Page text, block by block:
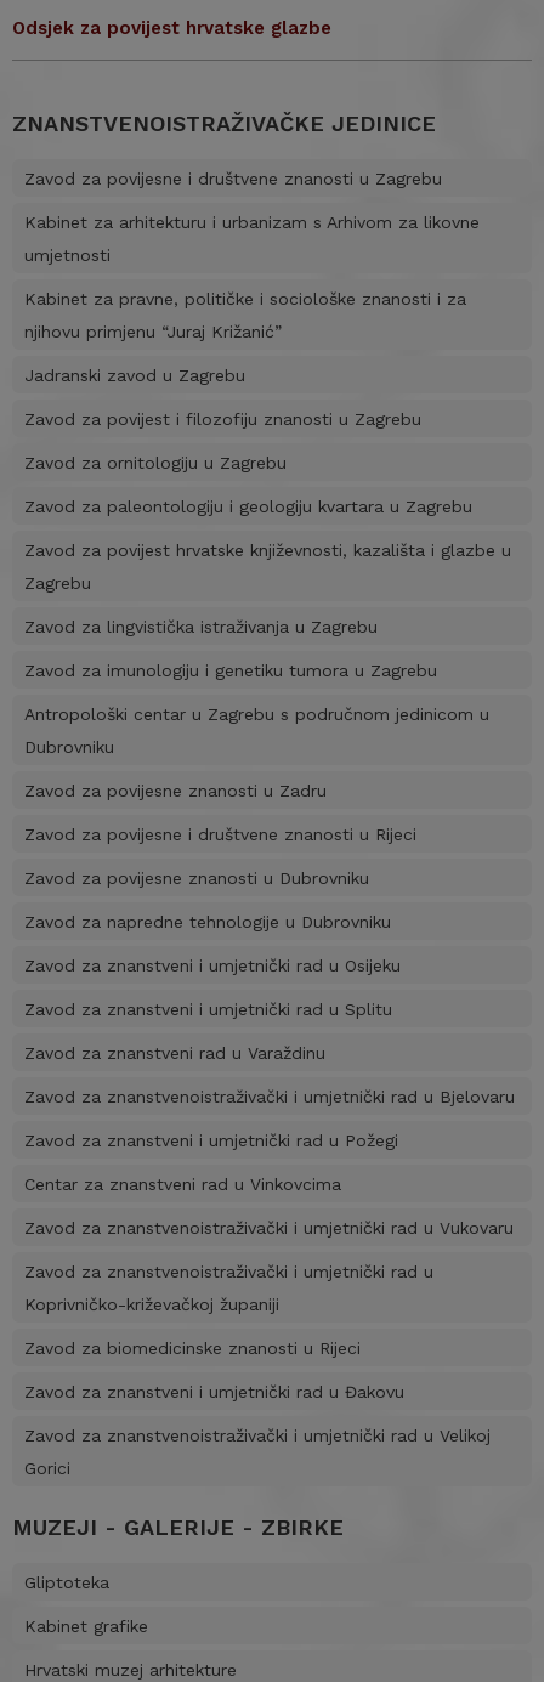
Odsjek za povijest hrvatske glazbe
ZNANSTVENOISTRAŽIVAČKE JEDINICE
Zavod za povijesne i društvene znanosti u Zagrebu
Kabinet za arhitekturu i urbanizam s Arhivom za likovne
umjetnosti
Kabinet za pravne, političke i sociološke znanosti i za
njihovu primjenu “Juraj Križanić”
Jadranski zavod u Zagrebu
Zavod za povijest i filozofiju znanosti u Zagrebu
Zavod za ornitologiju u Zagrebu
Zavod za paleontologiju i geologiju kvartara u Zagrebu
Zavod za povijest hrvatske književnosti, kazališta i glazbe u
Zagrebu
Zavod za lingvistička istraživanja u Zagrebu
Zavod za imunologiju i genetiku tumora u Zagrebu
Antropološki centar u Zagrebu s područnom jedinicom u
Dubrovniku
Zavod za povijesne znanosti u Zadru
Zavod za povijesne i društvene znanosti u Rijeci
Zavod za povijesne znanosti u Dubrovniku
Zavod za napredne tehnologije u Dubrovniku
Zavod za znanstveni i umjetnički rad u Osijeku
Zavod za znanstveni i umjetnički rad u Splitu
Zavod za znanstveni rad u Varaždinu
Zavod za znanstvenoistraživački i umjetnički rad u Bjelovaru
Zavod za znanstveni i umjetnički rad u Požegi
Centar za znanstveni rad u Vinkovcima
Zavod za znanstvenoistraživački i umjetnički rad u Vukovaru
Zavod za znanstvenoistraživački i umjetnički rad u
Koprivničko-križevačkoj županiji
Zavod za biomedicinske znanosti u Rijeci
Zavod za znanstveni i umjetnički rad u Đakovu
Zavod za znanstvenoistraživački i umjetnički rad u Velikoj
Gorici
MUZEJI - GALERIJE - ZBIRKE
Gliptoteka
Kabinet grafike
Hrvatski muzej arhitekture